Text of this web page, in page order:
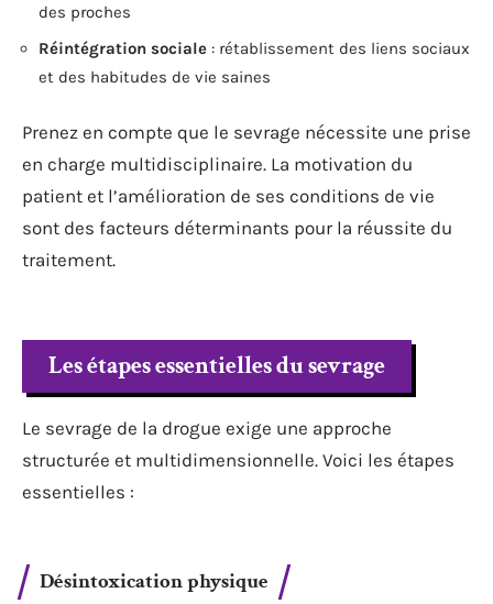
des proches
Réintégration sociale : rétablissement des liens sociaux
et des habitudes de vie saines
Prenez en compte que le sevrage nécessite une prise
en charge multidisciplinaire. La motivation du
patient et l’amélioration de ses conditions de vie
sont des facteurs déterminants pour la réussite du
traitement.
Les étapes essentielles du sevrage
Le sevrage de la drogue exige une approche
structurée et multidimensionnelle. Voici les étapes
essentielles :
Désintoxication physique